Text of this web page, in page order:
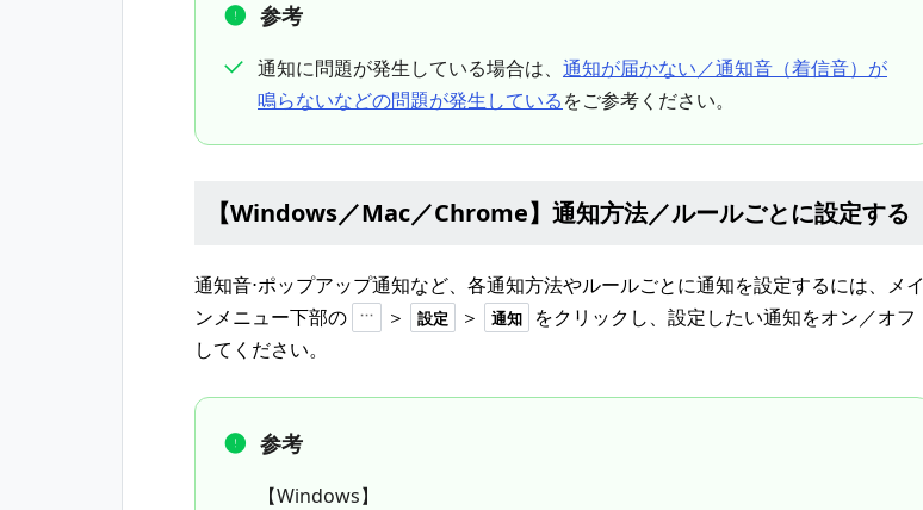
参考
通知に問題が発生している場合は、 通知が届かない／通知音（着信音）が
鳴らないなどの問題が発生しているをご参考ください。
【Windows／Mac／Chrome】通知方法／ルールごとに設定する
通知音⋅ポップアップ通知など、各通知方法やルールごとに通知を設定するには、メイ
ンメニュー下部の
＞ 設定 ＞ 通知
をクリックし、設定したい通知をオン／オフ
してください。
参考
【Windows】